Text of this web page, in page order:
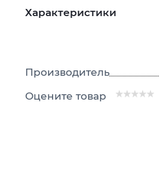
Характеристики
Производитель
Оцените товар